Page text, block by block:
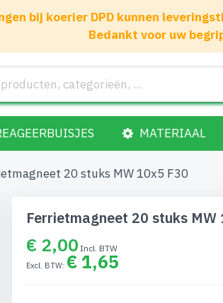
bij koerier DPD kunnen
Bedankt voor uw
MATERIAAL
20 stuks MW 10x5 F30
Ferrietmagneet 20 stuks MW
€ 2,00
€ 1,65